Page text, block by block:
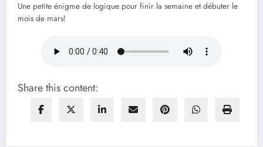
Une petite énigme de logique pour finir la semaine et débuter le
mois de mars!
Share this content: